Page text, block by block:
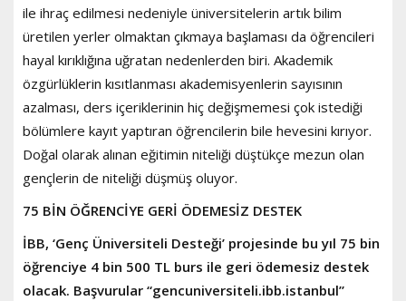
ile ihraç edilmesi nedeniyle üniversitelerin artık bilim
üretilen yerler olmaktan çıkmaya başlaması da öğrencileri
hayal kırıklığına uğratan nedenlerden biri. Akademik
özgürlüklerin kısıtlanması akademisyenlerin sayısının
azalması, ders içeriklerinin hiç değişmemesi çok istediği
bölümlere kayıt yaptıran öğrencilerin bile hevesini kırıyor.
Doğal olarak alınan eğitimin niteliği düştükçe mezun olan
gençlerin de niteliği düşmüş oluyor.
75 BİN ÖĞRENCİYE GERİ ÖDEMESİZ DESTEK
İBB, ‘Genç Üniversiteli Desteği’ projesinde bu yıl 75 bin
öğrenciye 4 bin 500 TL burs ile geri ödemesiz destek
olacak. Başvurular “gencuniversiteli.ibb.istanbul”